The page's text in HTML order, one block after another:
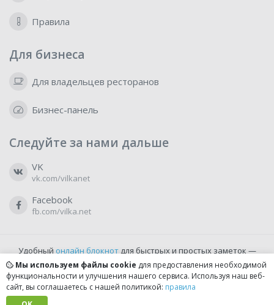
Правила
Для бизнеса
Для владельцев ресторанов
Бизнес-панель
Следуйте за нами дальше
VK
vk.com/vilkanet
Facebook
fb.com/vilka.net
Удобный онлайн блокнотдля быстрых и простых заметок —
бесплатно и доступно прямо из браузера.
Мы используем файлы cookie для предоставления необходимой
функциональности и улучшения нашего сервиса. Используя наш веб-
сайт, вы соглашаетесь с нашей политикой: правила